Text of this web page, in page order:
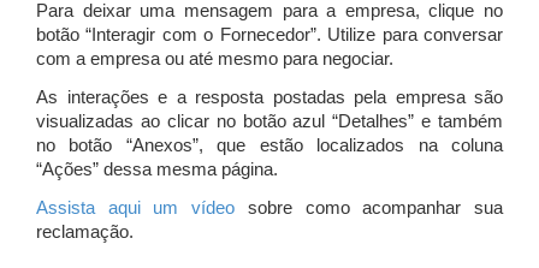
Para deixar uma mensagem para a empresa, clique no
botão “Interagir com o Fornecedor”. Utilize para conversar
com a empresa ou até mesmo para negociar.
As interações e a resposta postadas pela empresa são
visualizadas ao clicar no botão azul “Detalhes” e também
no botão “Anexos”, que estão localizados na coluna
“Ações” dessa mesma página.
Assista aqui um vídeo sobre como acompanhar sua
reclamação.